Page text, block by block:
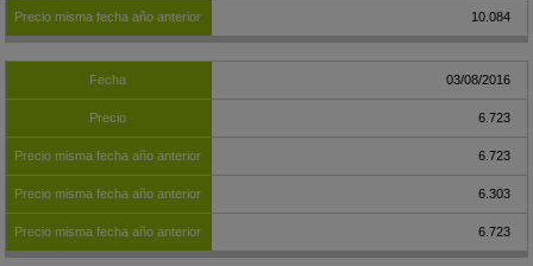
10.084
03/08/2016
6.723
6.723
6.303
6.723